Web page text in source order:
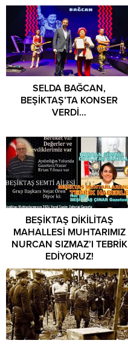
SELDA BAĞCAN,
BEŞİKTAŞ’TA KONSER
VERDİ…
BEŞİKTAŞ DİKİLİTAŞ
MAHALLESİ MUHTARIMIZ
NURCAN SIZMAZ’I TEBRİK
EDİYORUZ!